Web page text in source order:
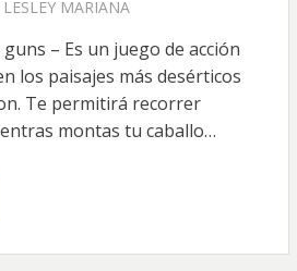
LESLEY MARIANA
guns – Es un juego de acción
los paisajes más desérticos
Te permitirá recorrer
montas tu caballo…